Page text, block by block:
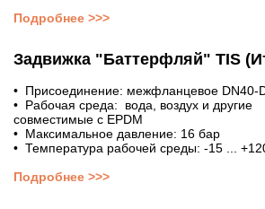
Подробнее >>>
Задвижка "Баттерфляй" TIS
• Присоединение: межфланцевое DN40-
• Рабочая среда: вода, воздух и другие
совместимые с EPDM
• Максимальное давление: 16 бар
• Температура рабочей среды: -15 ...
Подробнее >>>